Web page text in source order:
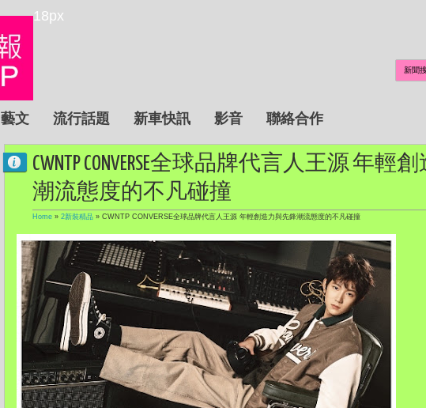
18px
藝文 流行話題 新車快訊 影音 聯絡合作
CWNTP CONVERSE全球品牌代言人王源 年輕
潮流態度的不凡碰撞
Home » 2新裝精品 » CWNTP CONVERSE全球品牌代言人王源 年輕創造力與先鋒潮流態度的不凡碰撞